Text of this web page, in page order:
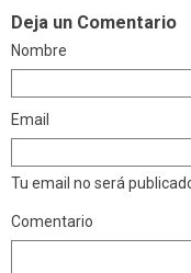
Deja un Comentario
Nombre
Email
Tu email no será
Comentario